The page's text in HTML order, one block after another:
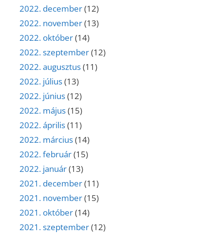
2022. december(12)
2022. november(13)
2022. október(14)
2022. szeptember(12)
2022. augusztus(11)
2022. július(13)
2022. június(12)
2022. május(15)
2022. április(11)
2022. március(14)
2022. február(15)
2022. január(13)
2021. december(11)
2021. november(15)
2021. október(14)
2021. szeptember(12)